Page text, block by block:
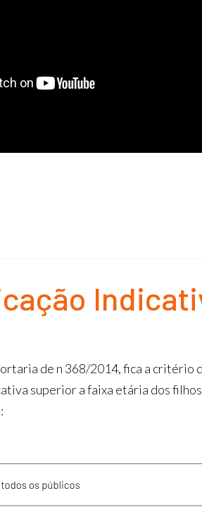
de n 368/2014, fica a critério
superior a faixa etária dos